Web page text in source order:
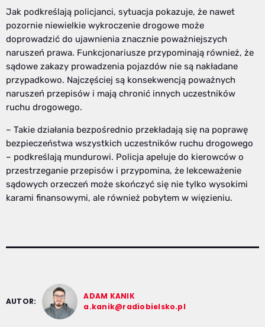
Jak podkreślają policjanci, sytuacja pokazuje, że nawet
pozornie niewielkie wykroczenie drogowe może
doprowadzić do ujawnienia znacznie poważniejszych
naruszeń prawa. Funkcjonariusze przypominają również, że
sądowe zakazy prowadzenia pojazdów nie są nakładane
przypadkowo. Najczęściej są konsekwencją poważnych
naruszeń przepisów i mają chronić innych uczestników
ruchu drogowego.
– Takie działania bezpośrednio przekładają się na poprawę
bezpieczeństwa wszystkich uczestników ruchu drogowego
– podkreślają mundurowi. Policja apeluje do kierowców o
przestrzeganie przepisów i przypomina, że lekceważenie
sądowych orzeczeń może skończyć się nie tylko wysokimi
karami finansowymi, ale również pobytem w więzieniu.
AUTOR:
ADAM KANIK
a.kanik@radiobielsko.pl